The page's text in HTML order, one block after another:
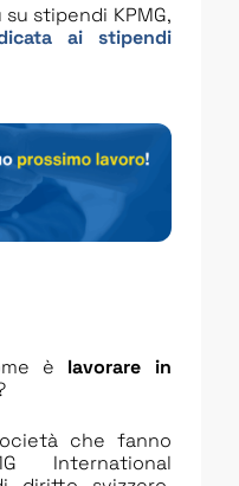
stipendi KPMG,
ai stipendi
è lavorare in
che fanno
International